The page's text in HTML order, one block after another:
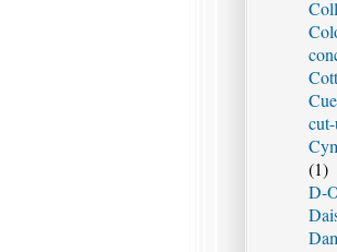
(1)
D-